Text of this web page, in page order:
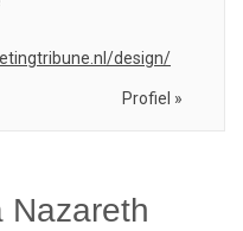
design/
Profiel »
Nazareth